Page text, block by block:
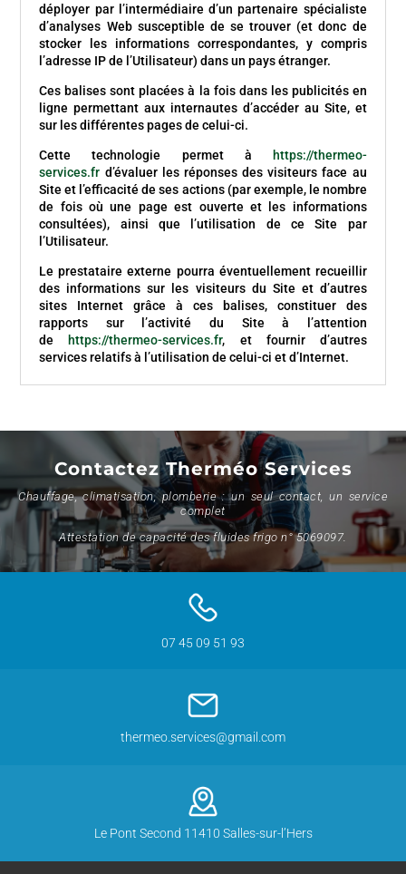
déployer par l’intermédiaire d’un partenaire spécialiste
d’analyses Web susceptible de se trouver (et donc de
stocker les informations correspondantes, y compris
l’adresse IP de l’Utilisateur) dans un pays étranger.
Ces balises sont placées à la fois dans les publicités en
ligne permettant aux internautes d’accéder au Site, et
sur les différentes pages de celui-ci.
Cette technologie permet à
https://thermeo-
services.fr d’évaluer les réponses des visiteurs face au
Site et l’efficacité de ses actions (par exemple, le nombre
de fois où une page est ouverte et les informations
consultées), ainsi que l’utilisation de ce Site par
l’Utilisateur.
Le prestataire externe pourra éventuellement recueillir
des informations sur les visiteurs du Site et d’autres
sites Internet grâce à ces balises, constituer des
rapports sur l’activité du Site à l’attention
de
https://thermeo-services.fr, et fournir d’autres
services relatifs à l’utilisation de celui-ci et d’Internet.
Contactez Therméo Services
Chauffage, climatisation, plomberie : un seul contact, un service
complet
Attestation de capacité des fluides frigo n° 5069097.
07 45 09 51 93
thermeo.services@gmail.com
Le Pont Second 11410 Salles-sur-l’Hers